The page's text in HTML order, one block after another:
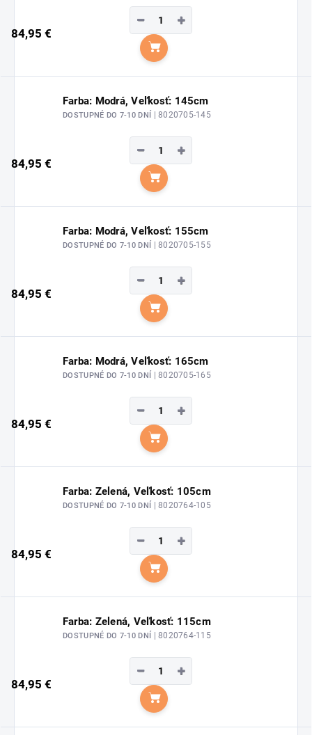
84,95 €
+
−
Do košíka
Farba: Modrá, Veľkosť: 145cm
DOSTUPNÉ DO 7-10 DNÍ | 8020705-145
84,95 €
+
−
Do košíka
Farba: Modrá, Veľkosť: 155cm
DOSTUPNÉ DO 7-10 DNÍ | 8020705-155
84,95 €
+
−
Do košíka
Farba: Modrá, Veľkosť: 165cm
DOSTUPNÉ DO 7-10 DNÍ | 8020705-165
84,95 €
+
−
Do košíka
Farba: Zelená, Veľkosť: 105cm
DOSTUPNÉ DO 7-10 DNÍ | 8020764-105
84,95 €
+
−
Do košíka
Farba: Zelená, Veľkosť: 115cm
DOSTUPNÉ DO 7-10 DNÍ | 8020764-115
84,95 €
+
−
Do košíka